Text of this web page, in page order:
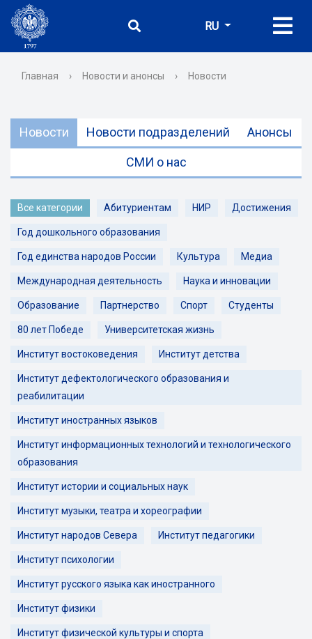
RU
Главная › Новости и анонсы › Новости
Новости Новости подразделений Анонсы
СМИ о нас
Все категории Абитуриентам НИР Достижения
Год дошкольного образования
Год единства народов России Культура Медиа
Международная деятельность Наука и инновации
Образование Партнерство Спорт Студенты
80 лет Победе Университетская жизнь
Институт востоковедения Институт детства
Институт дефектологического образования и
реабилитации
Институт иностранных языков
Институт информационных технологий и технологического
образования
Институт истории и социальных наук
Институт музыки, театра и хореографии
Институт народов Севера Институт педагогики
Институт психологии
Институт русского языка как иностранного
Институт физики
Институт физической культуры и спорта